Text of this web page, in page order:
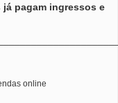
já pagam ingressos e
online